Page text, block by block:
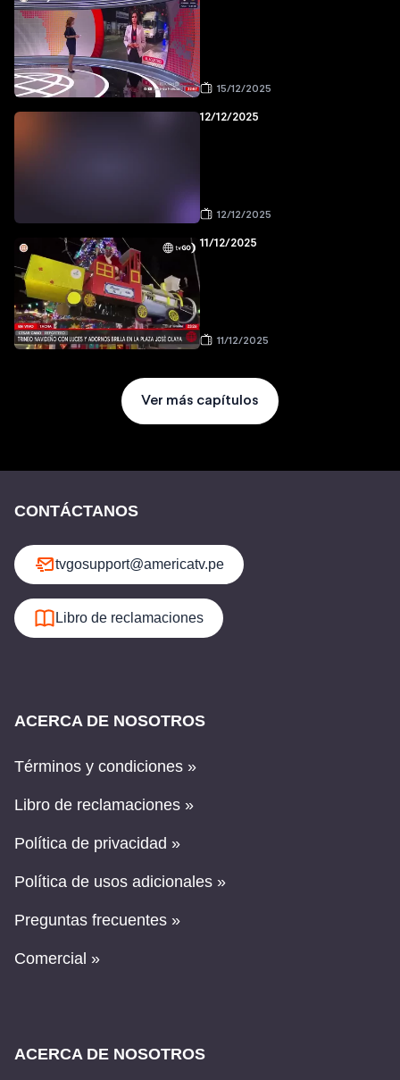
15/12/2025
12/12/2025
12/12/2025
11/12/2025
11/12/2025
Ver más capítulos
CONTÁCTANOS
tvgosupport@americatv.pe
Libro de reclamaciones
ACERCA DE NOSOTROS
Términos y condiciones »
Libro de reclamaciones »
Política de privacidad »
Política de usos adicionales »
Preguntas frecuentes »
Comercial »
ACERCA DE NOSOTROS